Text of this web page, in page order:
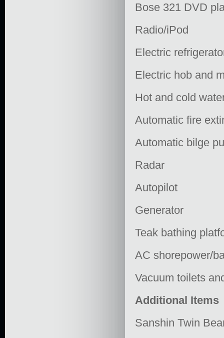
Bose 321 DVD
Radio/iPod
Electric
Electric hob and
Hot and cold
Automatic fire
Automatic bilge
Radar
Autopilot
Generator
Teak bathing
AC shorepower/
Vacuum toilets
Additional Items
Sanshin Twin